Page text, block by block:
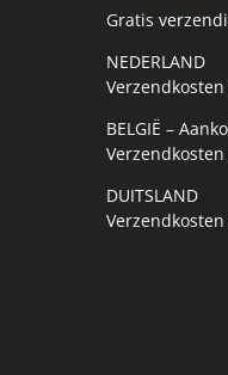
Gratis
NEDERLAND
Verzendkosten
BELGIË –
Verzendkosten
DUITSLAND
Verzendkosten